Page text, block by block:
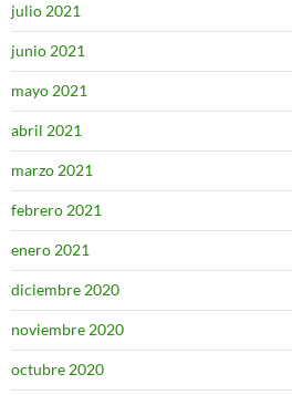
julio 2021
junio 2021
mayo 2021
abril 2021
marzo 2021
febrero 2021
enero 2021
diciembre 2020
noviembre 2020
octubre 2020